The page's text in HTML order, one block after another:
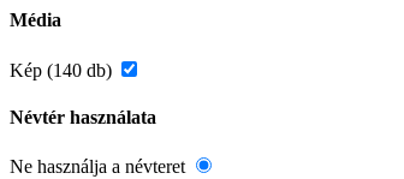
Média
Kép (140 db)
Névtér használata
Ne használja a névteret